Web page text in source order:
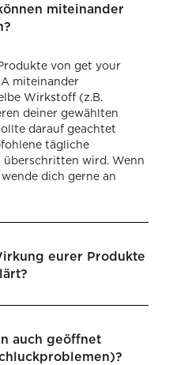
miteinander
von get your
miteinander
Wirkstoff (z.B.
deiner gewählten
darauf geachtet
tägliche
überschritten wird. Wenn
dich gerne an
eurer Produkte
auch geöffnet